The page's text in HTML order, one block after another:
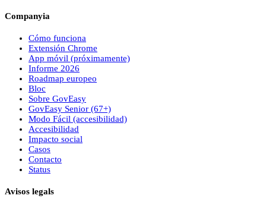
Companyia
Cómo funciona
Extensión Chrome
App móvil (próximamente)
Informe 2026
Roadmap europeo
Bloc
Sobre GovEasy
GovEasy Senior (67+)
Modo Fácil (accesibilidad)
Accesibilidad
Impacto social
Casos
Contacto
Status
Avisos legals